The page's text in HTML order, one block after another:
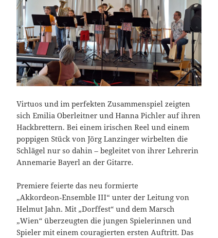
Virtuos und im perfekten Zusammenspiel zeigten
sich Emilia Oberleitner und Hanna Pichler auf ihren
Hackbrettern. Bei einem irischen Reel und einem
poppigen Stück von Jörg Lanzinger wirbelten die
Schlägel nur so dahin – begleitet von ihrer Lehrerin
Annemarie Bayerl an der Gitarre.
Premiere feierte das neu formierte
„Akkordeon‑Ensemble III“ unter der Leitung von
Helmut Jahn. Mit „Dorffest“ und dem Marsch
„Wien“ überzeugten die jungen Spielerinnen und
Spieler mit einem couragierten ersten Auftritt. Das